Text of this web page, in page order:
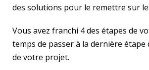
des solutions pour le remettre sur
Vous avez franchi 4 des étapes de
temps de passer à la dernière étape
de votre projet.